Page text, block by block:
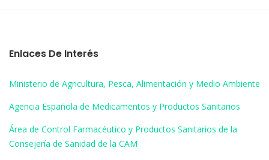
Enlaces De Interés
Ministerio de Agricultura, Pesca, Alimentación y Medio Ambiente
Agencia Española de Medicamentos y Productos Sanitarios
Área de Control Farmacéutico y Productos Sanitarios de la
Consejería de Sanidad de la CAM